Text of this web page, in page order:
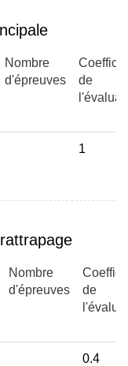
Nombre
d'épreuves
de
1
Nombre
d'épreuves
de
0.4